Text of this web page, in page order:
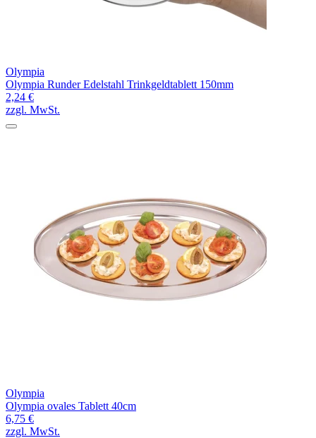
Olympia
Olympia Runder Edelstahl Trinkgeldtablett 150mm
2,24 €
zzgl. MwSt.
Olympia
Olympia ovales Tablett 40cm
6,75 €
zzgl. MwSt.